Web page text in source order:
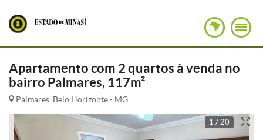
Apartamento com 2 quartos à venda no
bairro Palmares, 117m²
Palmares, Belo Horizonte - MG
1 / 20